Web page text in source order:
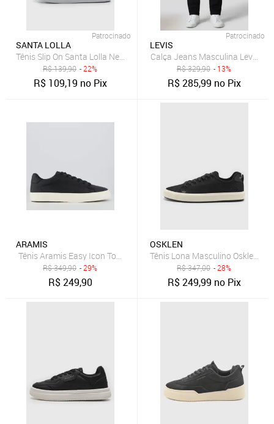
Patrocinado
SANTA LOLLA
Tênis Slip On Santa Lolla New Preto
R$139,90 - 22%
R$ 109,19 no Pix
Patrocinado
LEVIS
Calça Jeans Masculina Levis
R$329,90 - 13%
R$285,99 no Pix
ARAMIS
Tênis Aramis Easy Icon Town Preto
R$349,90 - 29%
R$249,90
OSKLEN
Tênis Lona Masculino Osklen
R$347,00 - 28%
R$249,99 no Pix